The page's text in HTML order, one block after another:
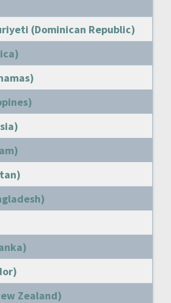
(Dominican Republic)
Zealand)